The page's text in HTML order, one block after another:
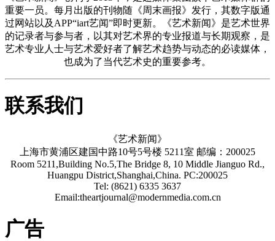
重要一员。每月出版的刊物随《周末画报》发行，其数字版通
过网站以及APP“iart艺闻”即时更新。《艺术新闻》是艺术世界
的记录者与参与者，以其对艺术界的专业报道与长期观察，是
艺术专业人士与艺术爱好者了解艺术趋势与动态的必读媒体，
也成为了当代艺术史的重要参考。
联系我们
《艺术新闻》
上海市黄浦区建国中路10号5号楼 5211室 邮编：200025
Room 5211,Building No.5,The Bridge 8, 10 Middle Jianguo Rd.,
Huangpu District,Shanghai,China. PC:200025
Tel: (8621) 6335 3637
Email:theartjournal@modernmedia.com.cn
广告